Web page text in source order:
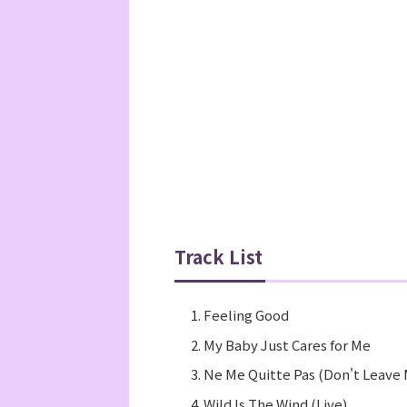
Track List
Feeling Good
My Baby Just Cares for Me
Ne Me Quitte Pas (Don't Leave